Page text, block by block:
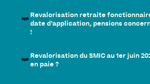
Revalorisation retraite
date d’application, pensions
!
Revalorisation du SMIC au 1er juin
en paie ?